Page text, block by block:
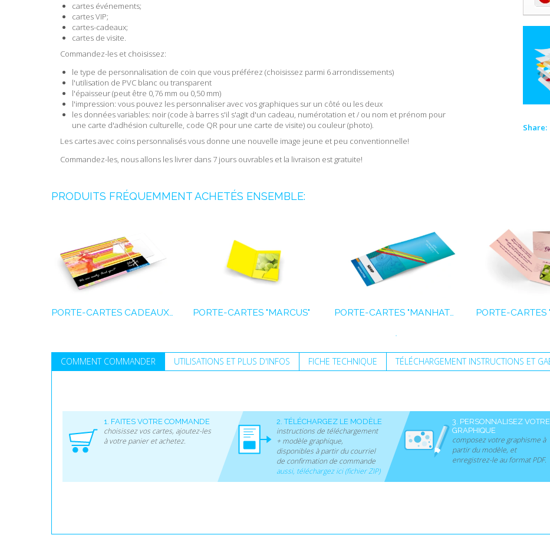
cartes événements;
cartes VIP;
cartes-cadeaux;
cartes de visite.
Commandez-les et choisissez:
le type de personnalisation de coin que vous préférez (choisissez parmi 6 arrondissements)
l'utilisation de PVC blanc ou transparent
l'épaisseur (peut être 0,76 mm ou 0,50 mm)
l'impression: vous pouvez les personnaliser avec vos graphiques sur un côté ou les deux
les données variables: noir (code à barres s'il s'agit d'un cadeau, numérotation et / ou nom et prénom pour
une carte d'adhésion culturelle, code QR pour une carte de visite) ou couleur (photo).
Les cartes avec coins personnalisés vous donne une nouvelle image jeune et peu conventionnelle!
Commandez-les, nous allons les livrer dans 7 jours ouvrables et la livraison est gratuite!
Share:
PRODUITS FRÉQUEMMENT ACHETÉS ENSEMBLE:
PORTE-CARTES CADEAUX "PREMIUM SLEEVE" PORTE-CARTES "MARCUS" PORTE-CARTES "MANHATTAN" PORTE-CARTES
COMMENT COMMANDER UTILISATIONS ET PLUS D'INFOS FICHE TECHNIQUE TÉLÉCHARGEMENT INSTRUCTIONS ET
1. FAITES VOTRE COMMANDE
choisissez vos cartes, ajoutez-les
à votre panier et achetez.
2. TÉLÉCHARGEZ LE MODÈLE
instructions de téléchargement
+ modèle graphique,
disponibles à partir du courriel
de confirmation de commande
aussi, téléchargez ici (fichier ZIP)
3. PERSONNALISEZ VOTRE
GRAPHIQUE
composez votre graphisme à
partir du modèle, et
enregistrez-le au format PDF.